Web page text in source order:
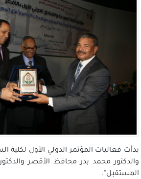
بدأت فعاليات المؤتمر الدولي الأول لكلية
والدكتور محمد بدر محافظ الأقصر
المستقبل”.